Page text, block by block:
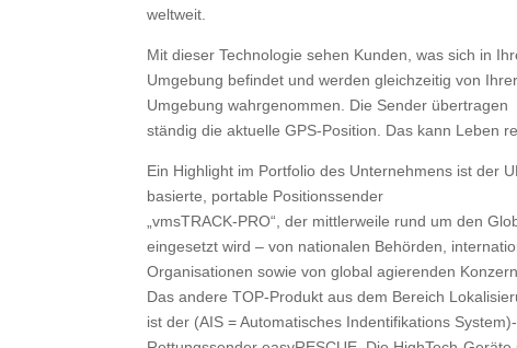
weltweit.
Mit dieser Technologie sehen Kunden, was sich in
Umgebung befindet und werden gleichzeitig von Ihrer
Umgebung wahrgenommen. Die Sender übertragen
ständig die aktuelle GPS-Position. Das kann Leben
Ein Highlight im Portfolio des Unternehmens ist der
basierte, portable Positionssender
„vmsTRACK-PRO“, der mittlerweile rund um den
eingesetzt wird – von nationalen Behörden,
Organisationen sowie von global agierenden
Das andere TOP-Produkt aus dem Bereich
ist der (AIS = Automatisches Indentifikations System)-